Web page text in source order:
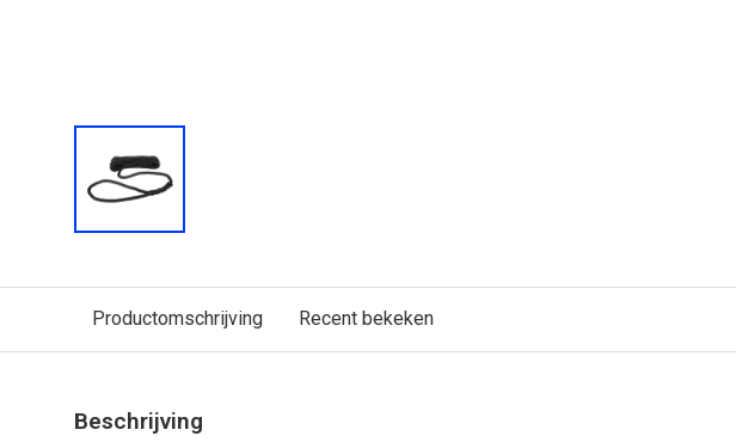
Productomschrijving Recent bekeken
Beschrijving